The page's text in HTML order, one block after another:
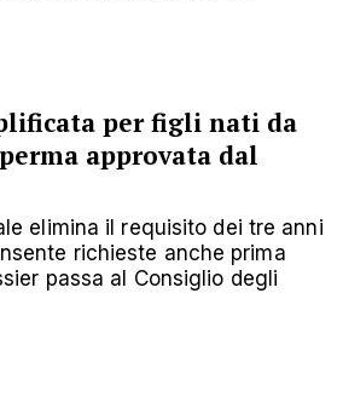
per figli nati da
approvata dal
elimina il requisito dei tre anni
richieste anche prima
passa al Consiglio degli